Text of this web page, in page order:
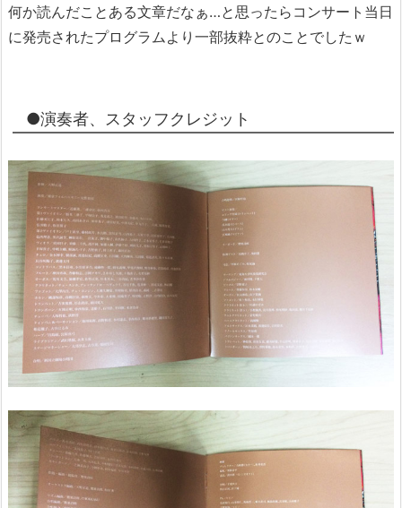
何か読んだことある文章だなぁ…と思ったらコンサート当日
に発売されたプログラムより一部抜粋とのことでしたｗ
●演奏者、スタッフクレジット